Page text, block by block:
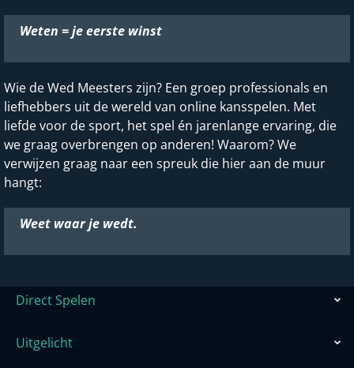
Weten = je eerste winst
Wie de Wed Meesters zijn? Een groep professionals en
liefhebbers uit de wereld van online kansspelen. Met
liefde voor de sport, het spel én jarenlange ervaring, die
we graag overbrengen op anderen! Waarom? We
verwijzen graag naar een spreuk die hier aan de muur
hangt:
Weet waar je wedt.
Direct Spelen
Uitgelicht